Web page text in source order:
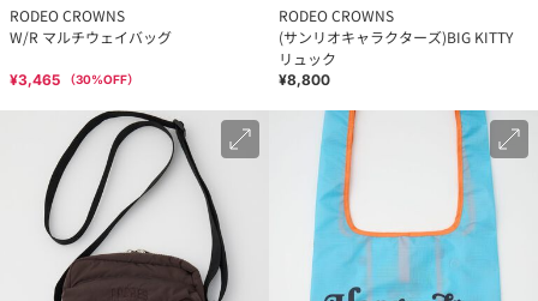
RODEO CROWNS
W/R マルチウェイバッグ
¥3,465 （30%OFF）
RODEO CROWNS
(サンリオキャラクターズ)BIG KITTY
リュック
¥8,800